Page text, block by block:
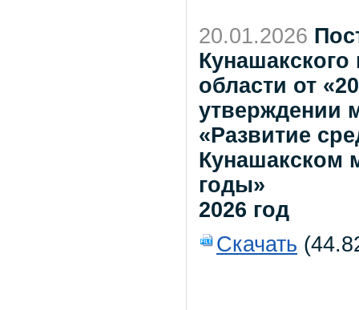
20.01.2026
области от
утверждении
«Развитие
Кунашакском
годы»
2026 год
Скачать